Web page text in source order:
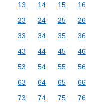
13
14 15 16
23
24 25 26
33
34 35 36
43
44 45 46
53
54 55 56
63
64 65 66
73
74 75 76